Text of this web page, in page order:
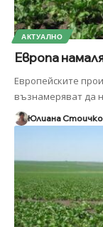
АКТУАЛНО
Европа
Европейските
възнамеряват да
Юлиана